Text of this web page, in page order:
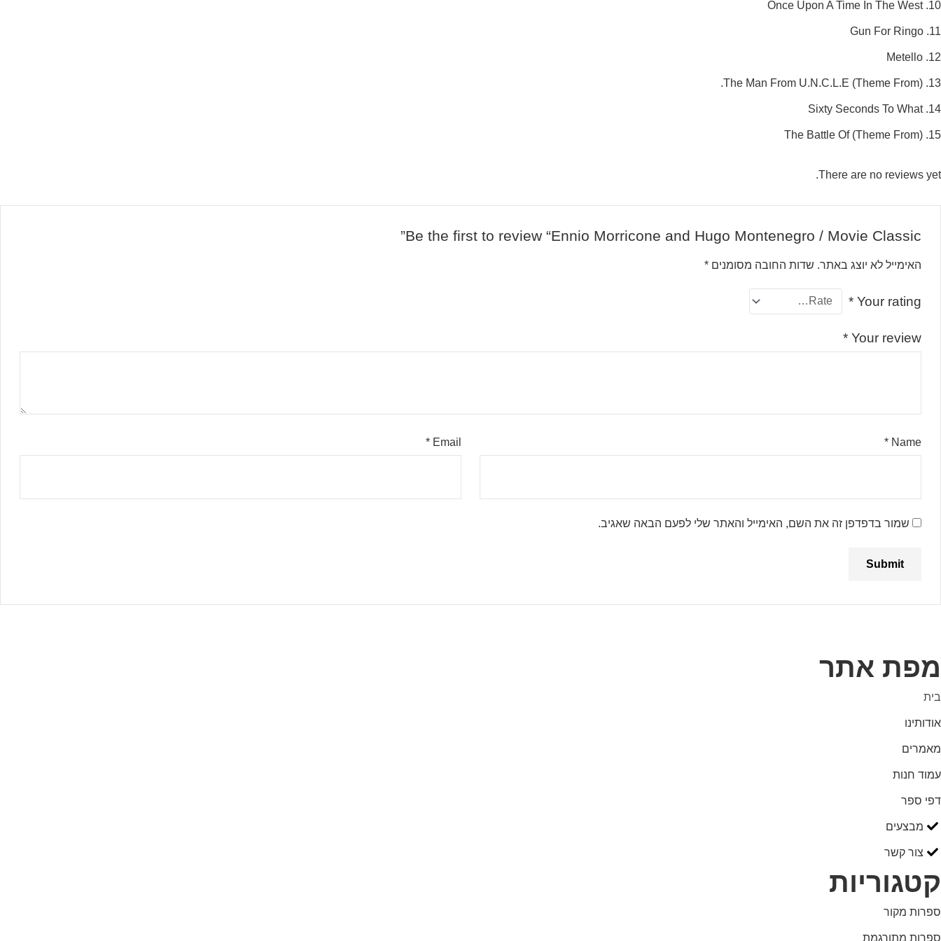
10. Once Upon A Time In The West
11. Gun For Ringo
12. Metello
13. (Theme From) The Man From U.N.C.L.E.
14. Sixty Seconds To What
15. (Theme From) The Battle Of
There are no reviews yet.
Be the first to review “Ennio Morricone and Hugo Montenegro / Movie Classic”
האימייל לא יוצג באתר. שדות החובה מסומנים *
Your rating
*
Your review
*
Name
*
Email
*
שמור בדפדפן זה את השם, האימייל והאתר שלי לפעם הבאה שאגיב.
מפת אתר
בית
אודותינו
מאמרים
עמוד חנות
דפי ספר
מבצעים
צור קשר
קטגוריות
ספרות מקור
ספרות מתורגמת